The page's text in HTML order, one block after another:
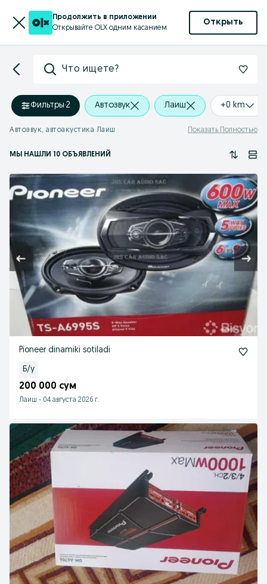
Продолжить в приложении
Открывайте OLX одним касанием
Открыть
Что ищете?
Фильтры·2 Автозвук Лаиш +0 km
Автозвук, автоакустика Лаиш Показать Полностью
МЫ НАШЛИ 10 ОБЪЯВЛЕНИЙ
Pioneer dinamiki sotiladi
Б/у
200 000 сум
Лаиш - 04 августа 2026 г.